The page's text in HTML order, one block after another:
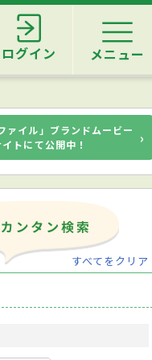
ログイン メニュー
ァイル」ブランドムービー
トにて公開中！
›
すべてをクリア